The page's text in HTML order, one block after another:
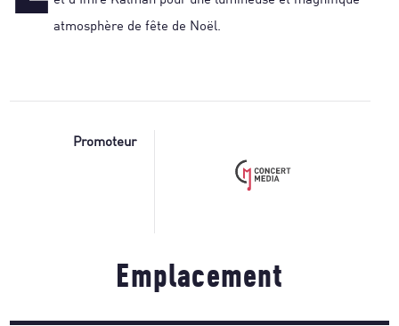
atmosphère de fête de Noël.
Promoteur
Emplacement